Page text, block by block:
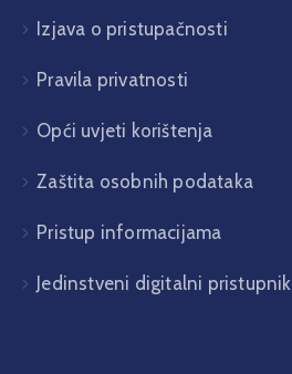
Izjava o pristupačnosti
Pravila privatnosti
Opći uvjeti korištenja
Zaštita osobnih podataka
Pristup informacijama
Jedinstveni digitalni pristupnik